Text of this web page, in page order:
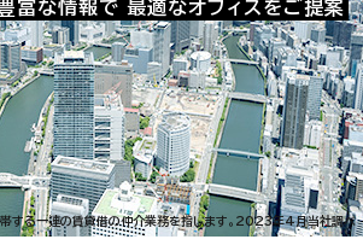
富な情報で 最適なオフィスをご提案
する一連の賃貸借の仲介業務を指します。2023年4月当社調べ